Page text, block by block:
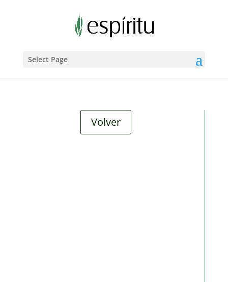
Select Page
Volver